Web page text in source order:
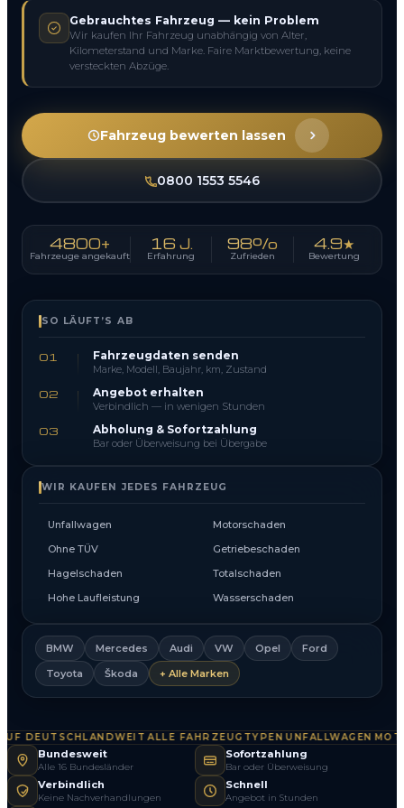
Gebrauchtes Fahrzeug — kein Problem
Wir kaufen Ihr Fahrzeug unabhängig von Alter,
Kilometerstand und Marke. Faire Marktbewertung, keine
versteckten Abzüge.
Fahrzeug bewerten lassen
0800 1553 5546
4800+
Fahrzeuge angekauft
16 J.
Erfahrung
98%
Zufrieden
4.9★
Bewertung
SO LÄUFT’S AB
01 Fahrzeugdaten senden
Marke, Modell, Baujahr, km, Zustand
02 Angebot erhalten
Verbindlich — in wenigen Stunden
03 Abholung & Sofortzahlung
Bar oder Überweisung bei Übergabe
WIR KAUFEN JEDES FAHRZEUG
Unfallwagen
Motorschaden
Ohne TÜV
Getriebeschaden
Hagelschaden
Totalschaden
Hohe Laufleistung
Wasserschaden
BMW Mercedes Audi VW Opel
Ford
Toyota
Škoda + Alle Marken
DEUTSCHLANDWEIT· ALLE FAHRZEUGTYPEN·UNFALLWAGEN·
Bundesweit
Alle 16 Bundesländer
Sofortzahlung
Bar oder Überweisung
Verbindlich
Keine Nachverhandlungen
Schnell
Angebot in Stunden